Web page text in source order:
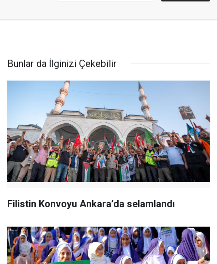
Bunlar da İlginizi Çekebilir
Filistin Konvoyu Ankara’da selamlandı